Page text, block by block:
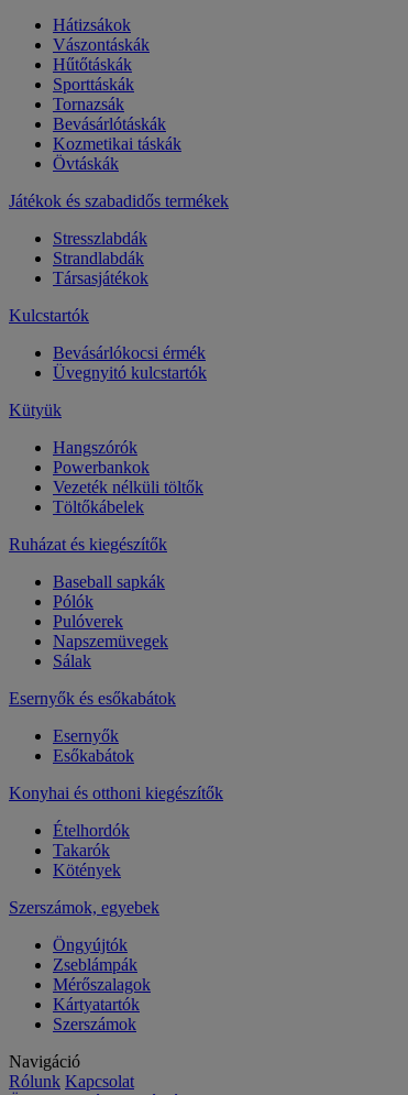
Hátizsákok
Vászontáskák
Hűtőtáskák
Sporttáskák
Tornazsák
Bevásárlótáskák
Kozmetikai táskák
Övtáskák
Játékok és szabadidős termékek
Stresszlabdák
Strandlabdák
Társasjátékok
Kulcstartók
Bevásárlókocsi érmék
Üvegnyitó kulcstartók
Kütyük
Hangszórók
Powerbankok
Vezeték nélküli töltők
Töltőkábelek
Ruházat és kiegészítők
Baseball sapkák
Pólók
Pulóverek
Napszemüvegek
Sálak
Esernyők és esőkabátok
Esernyők
Esőkabátok
Konyhai és otthoni kiegészítők
Ételhordók
Takarók
Kötények
Szerszámok, egyebek
Öngyújtók
Zseblámpák
Mérőszalagok
Kártyatartók
Szerszámok
Navigáció
Rólunk Kapcsolat